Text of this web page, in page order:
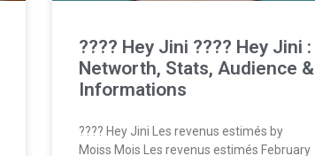
???? Hey Jini ???? Hey Jini :
Networth, Stats, Audience &
Informations
???? Hey Jini Les revenus estimés by
Moiss Mois Les revenus estimés February